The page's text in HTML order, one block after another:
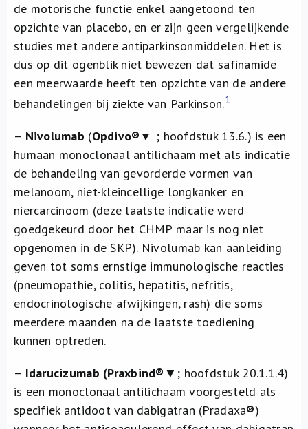
de motorische functie enkel aangetoond ten
opzichte van placebo, en er zijn geen vergelijkende
studies met andere antiparkinsonmiddelen. Het is
dus op dit ogenblik niet bewezen dat safinamide
een meerwaarde heeft ten opzichte van de andere
behandelingen bij ziekte van Parkinson.1
– Nivolumab (Opdivo®▼ ; hoofdstuk 13.6.) is een
humaan monoclonaal antilichaam met als indicatie
de behandeling van gevorderde vormen van
melanoom, niet-kleincellige longkanker en
niercarcinoom (deze laatste indicatie werd
goedgekeurd door het CHMP maar is nog niet
opgenomen in de SKP). Nivolumab kan aanleiding
geven tot soms ernstige immunologische reacties
(pneumopathie, colitis, hepatitis, nefritis,
endocrinologische afwijkingen, rash) die soms
meerdere maanden na de laatste toediening
kunnen optreden.
– Idarucizumab (Praxbind® ▼; hoofdstuk 20.1.1.4)
is een monoclonaal antilichaam voorgesteld als
specifiek antidoot van dabigatran (Pradaxa®)